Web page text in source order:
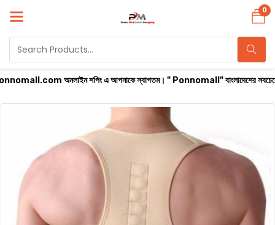
অনলাইন শপিং এ আপনাকে স্বাগতম। " Ponnomall" বাংলাদেশের সবচেয়ে বিশ্বস্ত
0